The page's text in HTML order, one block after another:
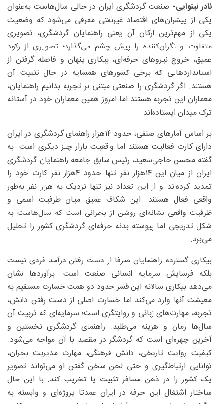
نادر نینوایی- صنعت گردشگری ایران در حالی سال‌هاست به‌عنوان
یکی از پیشران‌های اقتصاد غیرنفتی معرفی می‌شود که وضعیت
یکی از مهم‌ترین ارکان آن یعنی راهنمایان گردشگری، تصویری
متفاوت و نگران‌کننده را پیش چشم می‌گذارد؛ تصویری از رکود
عمیق، خروج نیروهای حرفه‌ای، بیکاری پنهان و فاصله گرفتن از
استانداردهایی که برخی کشورهای همسایه در حال تثبیت آن
هستند. اگر گردشگری را صنعتی مبتنی بر تجربه بدانیم راهنمایان،
معماران این تجربه‌ هستند اما امروز همین معماران خود در آستانه
ترک میدان ایستاده‌اند.
بر اساس آمارهای صنفی، حدود ۱۴‌هزار راهنمای گردشگری در ایران
دارای کارت فعالیت هستند اما واقعیت بازار چیز دیگری است. به
گفته محسن حاجی‌سعید، رئیس سابق جامعه راهنمایان گردشگری
ایران از میان این ۱۴‌هزار نفر تنها حدود ۴‌هزار نفر کارت خود را
تمدید کرده‌اند و از این تعداد نیز تنها نزدیک به ‌هزار نفر به‌طور
واقعی فعال هستند. این شکاف عمیق میان ظرفیت اسمی و
ظرفیت واقعی نشانه‌ای روشن از بحرانی است که سال‌هاست به
شکل تدریجی اما پیوسته بدنه حرفه‌ای گردشگری کشور را تحلیل
می‌برد.
بیکاری گسترده راهنمایان صرفا از دست رفتن درآمد فردی نیست
بلکه فرسایش سرمایه انسانی صنعت است. برآوردها نشان
می‌دهد بیکاری سالانه این قشر حدود دو همت خسارت مستقیم به
معیشت آنها وارد می‌کند اما خسارت اصلی از دست رفتن دانش،
تجربه، مهارت‌های زبانی و روایتگری است؛ سرمایه‌ای که تربیت آن
سال‌ها زمان و هزینه می‌طلبد. راهنمای گردشگری نخستین و
آخرین چهره‌ای است که گردشگر در مقصد با آن مواجه می‌شود.
کیفیت روایت تاریخی، دانش فرهنگی، مهارت مدیریت بحران،
توانایی ارتباط‌گیری و حتی لحن سخن گفتن او می‌تواند تصویر
یک کشور را در ذهن مسافر تثبیت یا تخریب کند. با این حال
ساختار اشتغال این حرفه در ایران عمدتا پروژه‌ای و وابسته به